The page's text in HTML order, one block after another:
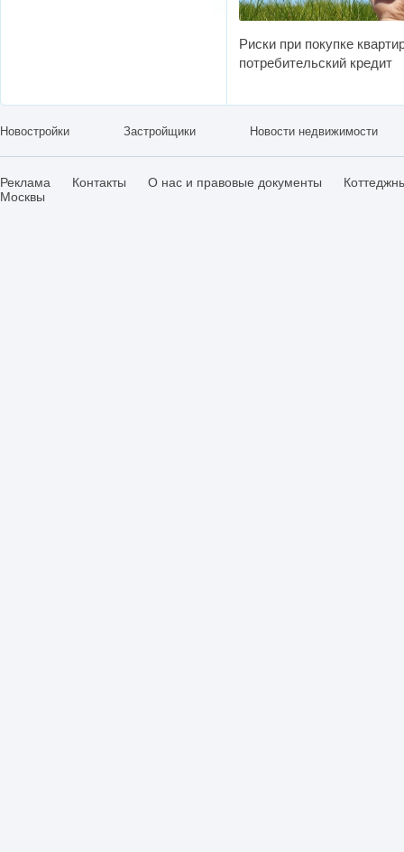
Риски при покупке
потребительский кредит
Новостройки Застройщики Новости недвижимости
Реклама Контакты О нас и правовые документы
Москвы